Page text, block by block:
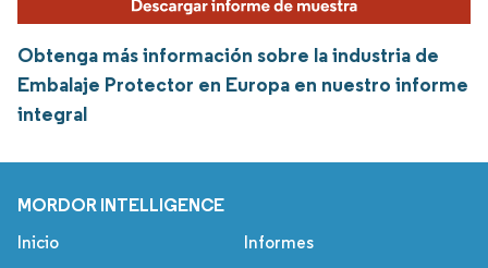
Obtenga más información sobre la industria de
Embalaje Protector en Europa en nuestro informe
integral
MORDOR INTELLIGENCE
Inicio Informes